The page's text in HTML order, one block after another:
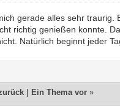
gerade alles sehr traurig.
richtig genießen konnte.
Natürlich beginnt jeder
Ein Thema vor »